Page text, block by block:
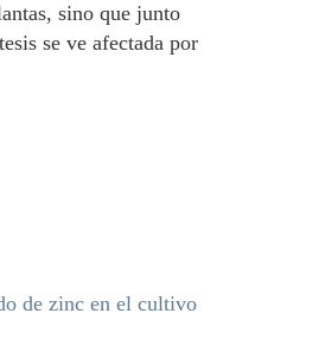
sino que junto
se ve afectada por
de zinc en el cultivo